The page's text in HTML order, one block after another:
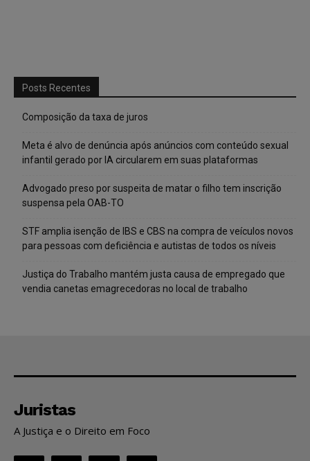
Posts Recentes
Composição da taxa de juros
Meta é alvo de denúncia após anúncios com conteúdo sexual
infantil gerado por IA circularem em suas plataformas
Advogado preso por suspeita de matar o filho tem inscrição
suspensa pela OAB-TO
STF amplia isenção de IBS e CBS na compra de veículos novos
para pessoas com deficiência e autistas de todos os níveis
Justiça do Trabalho mantém justa causa de empregado que
vendia canetas emagrecedoras no local de trabalho
Juristas
A Justiça e o Direito em Foco